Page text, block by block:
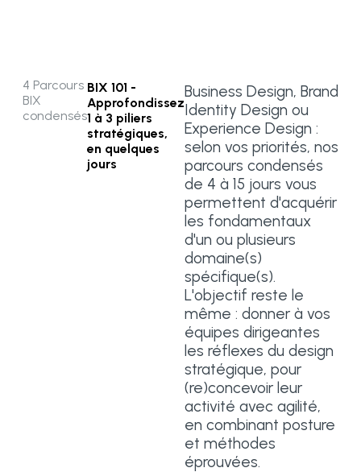
4 Parcours
BIX
condensés
BIX 101 -
Approfondissez
1 à 3 piliers
stratégiques,
en quelques
jours
Business Design, Brand
Identity Design ou
Experience Design :
selon vos priorités, nos
parcours condensés
de 4 à 15 jours vous
permettent d'acquérir
les fondamentaux
d'un ou plusieurs
domaine(s)
spécifique(s).
L'objectif reste le
même : donner à vos
équipes dirigeantes
les réflexes du design
stratégique, pour
(re)concevoir leur
activité avec agilité,
en combinant posture
et méthodes
éprouvées.